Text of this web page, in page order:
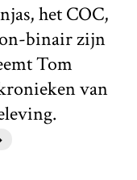
het COC,
binair zijn
Tom
van